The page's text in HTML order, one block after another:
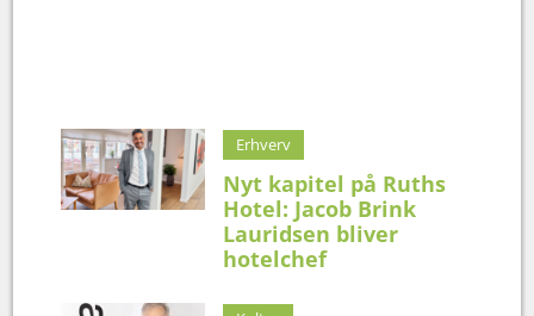
Erhverv
Nyt kapitel på Ruths
Hotel: Jacob Brink
Lauridsen bliver
hotelchef